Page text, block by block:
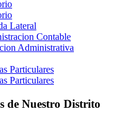
de Nuestro Distrito